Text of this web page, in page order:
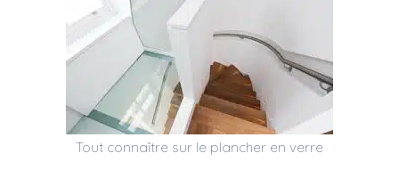
Tout connaître sur le plancher en verre